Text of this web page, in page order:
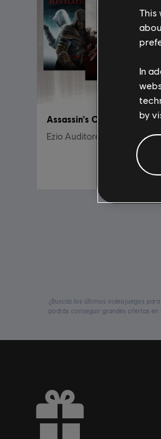
Assassin's Creed
Ezio Auditore Pack
¿Buscas los últimos videojuegos
podrás conseguir grandes ofertas
This
In
by